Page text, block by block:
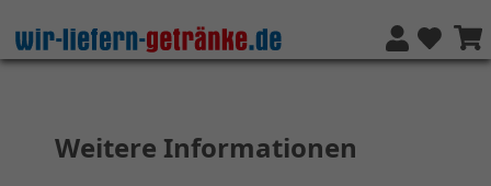
Weitere Informationen